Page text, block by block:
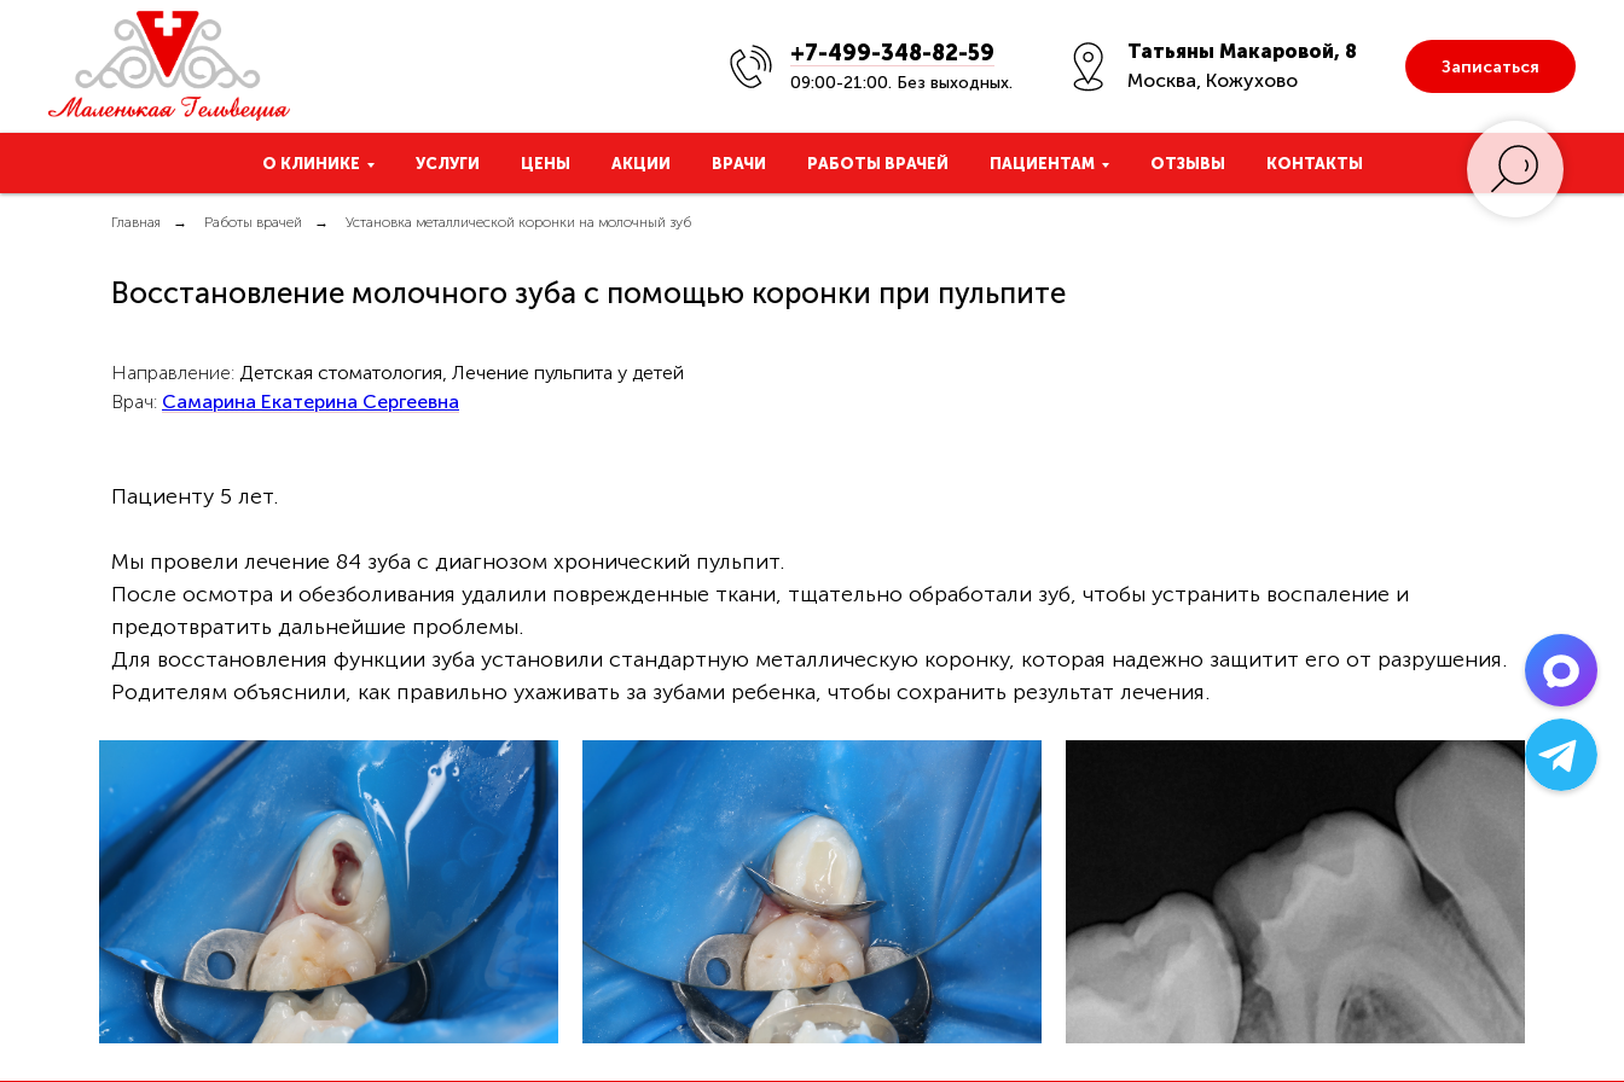
+7-499-348-82-59
09:00-21:00. Без выходных.
Татьяны Макаровой, 8
Москва, Кожухово
Записаться
О КЛИНИКЕ УСЛУГИ ЦЕНЫ АКЦИИ ВРАЧИ РАБОТЫ ВРАЧЕЙ ПАЦИЕНТАМ ОТЗЫВЫ КОНТАКТЫ
Главная → Работы врачей → Установка металлической коронки на молочный зуб
Восстановление молочного зуба с помощью коронки при пульпите
Направление: Детская стоматология, Лечение пульпита у детей
Врач: Самарина Екатерина Сергеевна
Пациенту 5 лет.
Мы провели лечение 84 зуба с диагнозом хронический пульпит.
После осмотра и обезболивания удалили поврежденные ткани, тщательно обработали зуб, чтобы устранить воспаление и
предотвратить дальнейшие проблемы.
Для восстановления функции зуба установили стандартную металлическую коронку, которая надежно защитит его от разрушения.
Родителям объяснили, как правильно ухаживать за зубами ребенка, чтобы сохранить результат лечения.